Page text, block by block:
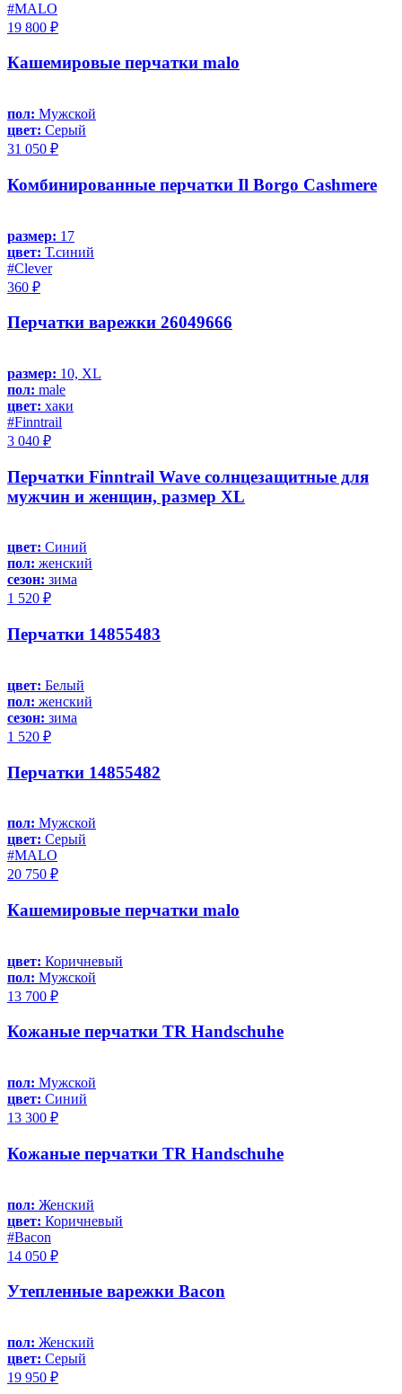
#MALO
19 800 ₽
Кашемировые перчатки malo
пол: Мужской
цвет: Серый
31 050 ₽
Комбинированные перчатки Il Borgo Cashmere
размер: 17
цвет: Т.синий
#Clever
360 ₽
Перчатки варежки 26049666
размер: 10, XL
пол: male
цвет: хаки
#Finntrail
3 040 ₽
Перчатки Finntrail Wave солнцезащитные для
мужчин и женщин, размер XL
цвет: Синий
пол: женский
сезон: зима
1 520 ₽
Перчатки 14855483
цвет: Белый
пол: женский
сезон: зима
1 520 ₽
Перчатки 14855482
пол: Мужской
цвет: Серый
#MALO
20 750 ₽
Кашемировые перчатки malo
цвет: Коричневый
пол: Мужской
13 700 ₽
Кожаные перчатки TR Handschuhe
пол: Мужской
цвет: Синий
13 300 ₽
Кожаные перчатки TR Handschuhe
пол: Женский
цвет: Коричневый
#Bacon
14 050 ₽
Утепленные варежки Bacon
пол: Женский
цвет: Серый
19 950 ₽